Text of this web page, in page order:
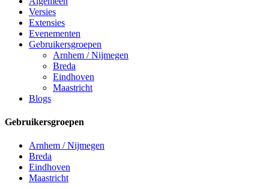
Versies
Extensies
Evenementen
Gebruikersgroepen
Arnhem / Nijmegen
Breda
Eindhoven
Maastricht
Blogs
Gebruikersgroepen
Arnhem / Nijmegen
Breda
Eindhoven
Maastricht